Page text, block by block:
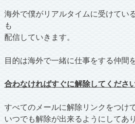
海外で僕がリアルタイムに受けてい
も
配信していきます。
目的は海外で一緒に仕事をする仲間
合わなければすぐに解除してください
すべてのメールに解除リンクをつけ
いつでも解除が出来るようにしてあり